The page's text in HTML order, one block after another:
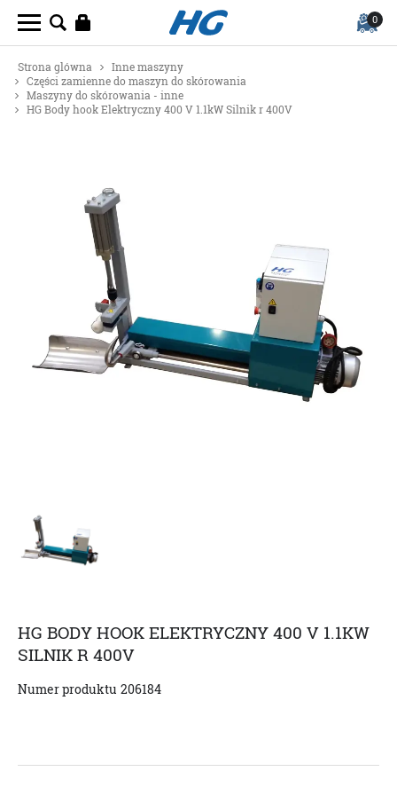
0
Strona glówna
Inne maszyny
Części zamienne do maszyn do skórowania
Maszyny do skórowania - inne
HG Body hook Elektryczny 400 V 1.1kW Silnik r 400V
HG BODY HOOK ELEKTRYCZNY 400 V 1.1KW
SILNIK R 400V
Numer produktu 206184